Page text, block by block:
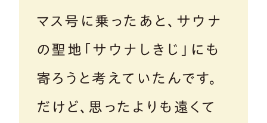
マス号に乗ったあと、サウナ
の聖地「サウナしきじ」にも
寄ろうと考えていたんです。
だけど、思ったよりも遠くて